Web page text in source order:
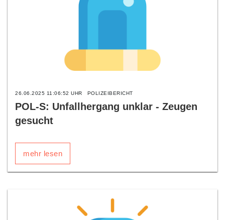
26.06.2025 11:06:52 UHR POLIZEIBERICHT
POL-S: Unfallhergang unklar - Zeugen
gesucht
mehr lesen